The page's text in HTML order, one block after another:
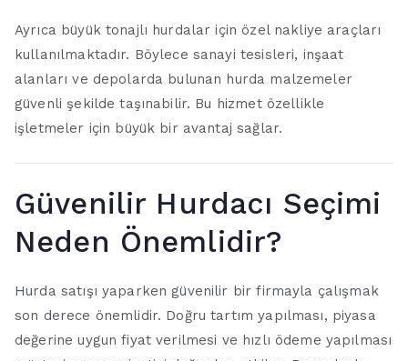
Ayrıca büyük tonajlı hurdalar için özel nakliye araçları
kullanılmaktadır. Böylece sanayi tesisleri, inşaat
alanları ve depolarda bulunan hurda malzemeler
güvenli şekilde taşınabilir. Bu hizmet özellikle
işletmeler için büyük bir avantaj sağlar.
Güvenilir Hurdacı Seçimi
Neden Önemlidir?
Hurda satışı yaparken güvenilir bir firmayla çalışmak
son derece önemlidir. Doğru tartım yapılması, piyasa
değerine uygun fiyat verilmesi ve hızlı ödeme yapılması